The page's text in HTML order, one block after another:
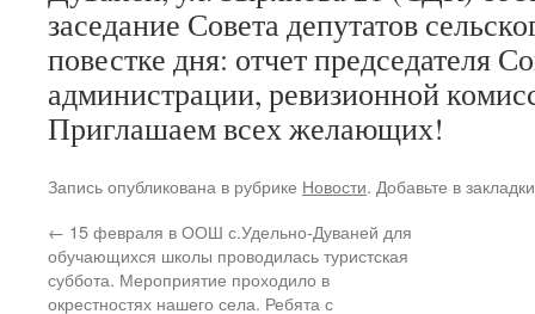
заседание Совета депутатов
повестке дня: отчет председателя
администрации, ревизионной
Приглашаем всех желающих!
Запись опубликована в рубрике Новости. Добавьте в
← 15 февраля в ООШ с.Удельно-Дуваней для
обучающихся школы проводилась туристская
суббота. Мероприятие проходило в
окрестностях нашего села. Ребята с